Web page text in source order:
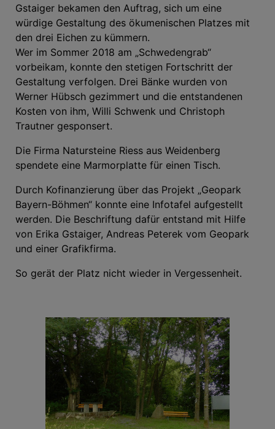
Gstaiger bekamen den Auftrag, sich um eine
würdige Gestaltung des ökumenischen Platzes mit
den drei Eichen zu kümmern.
Wer im Sommer 2018 am „Schwedengrab“
vorbeikam, konnte den stetigen Fortschritt der
Gestaltung verfolgen. Drei Bänke wurden von
Werner Hübsch gezimmert und die entstandenen
Kosten von ihm, Willi Schwenk und Christoph
Trautner gesponsert.
Die Firma Natursteine Riess aus Weidenberg
spendete eine Marmorplatte für einen Tisch.
Durch Kofinanzierung über das Projekt „Geopark
Bayern-Böhmen“ konnte eine Infotafel aufgestellt
werden. Die Beschriftung dafür entstand mit Hilfe
von Erika Gstaiger, Andreas Peterek vom Geopark
und einer Grafikfirma.
So gerät der Platz nicht wieder in Vergessenheit.